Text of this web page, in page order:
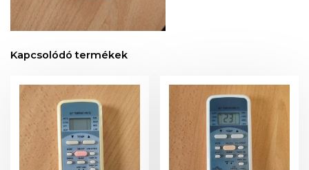
Kapcsolódó termékek